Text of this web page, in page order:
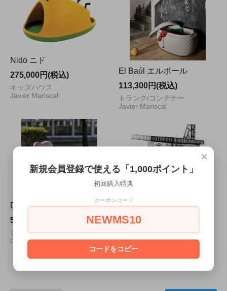
Nido ニド
275,000円(税込)
キッズハウス
Javier Mariscal
El Baúl エルボール
113,300円(税込)
トランク/コンテナー
Javier Mariscal
Dodo ドードー
53,900円(税込)
ロッキングバード
Oiva Toikka
Villa Julia ヴィラ ジュリア
45,100円(税込)
段ボール製キッズハウス
Javier Mariscal
×
新規会員登録で使える「1,000ポイント」
初回購入特典
クーポンコード
NEWMS10
コードをコピー